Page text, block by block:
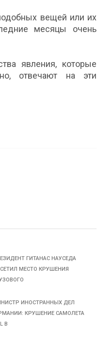
вещей или их
месяцы очень
явления, которые
отвечают на эти
ГИТАНАС НАУСЕДА
МЕСТО КРУШЕНИЯ
ИНОСТРАННЫХ ДЕЛ
КРУШЕНИЕ САМОЛЕТА
В